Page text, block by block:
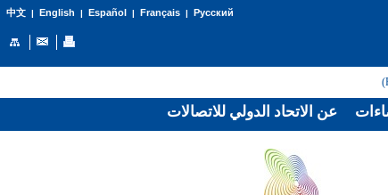
中文| English | Español | Français| Русский
عن الاتحاد الدولي للاتصالات